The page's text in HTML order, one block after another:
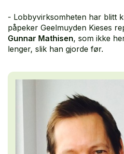
- Lobbyvirksomheten har blitt
påpeker Geelmuyden Kieses
Gunnar Mathisen, som ikke
lenger, slik han gjorde før.